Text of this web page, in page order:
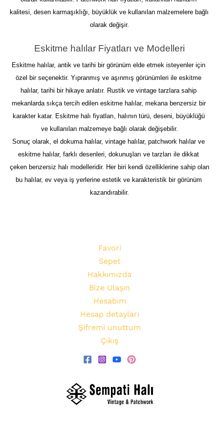
kalitesi, desen karmaşıklığı, büyüklük ve kullanılan malzemelere bağlı
olarak değişir.
Eskitme halılar Fiyatları ve Modelleri
Eskitme halılar, antik ve tarihi bir görünüm elde etmek isteyenler için
özel bir seçenektir. Yıpranmış ve aşınmış görünümleri ile eskitme
halılar, tarihi bir hikaye anlatır. Rustik ve vintage tarzlara sahip
mekanlarda sıkça tercih edilen eskitme halılar, mekana benzersiz bir
karakter katar. Eskitme halı fiyatları, halının türü, deseni, büyüklüğü
ve kullanılan malzemeye bağlı olarak değişebilir.
Sonuç olarak, el dokuma halılar, vintage halılar, patchwork halılar ve
eskitme halılar, farklı desenleri, dokunuşları ve tarzları ile dikkat
çeken benzersiz halı modelleridir. Her biri kendi özelliklerine sahip olan
bu halılar, ev veya iş yerlerine estetik ve karakteristik bir görünüm
kazandırabilir.
Favori
Sepet
Hakkımızda
Bize Ulaşın
Hesabım
Hesap detayları
Şifremi unuttum
Çıkış